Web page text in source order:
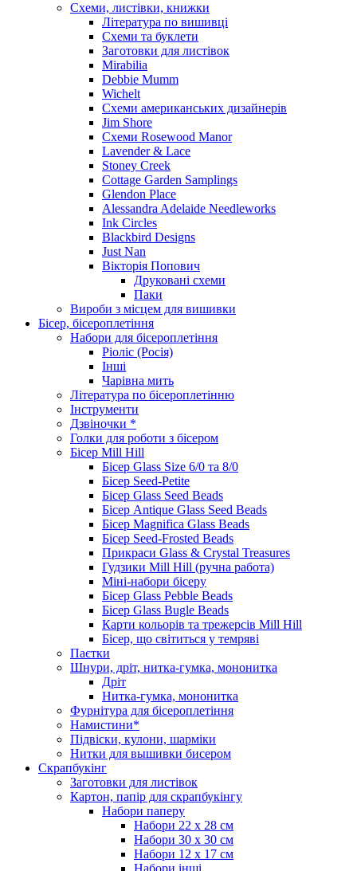
Схеми, листівки, книжки
Література по вишивці
Схеми та буклети
Заготовки для листівок
Mirabilia
Debbie Mumm
Wichelt
Схеми американських дизайнерів
Jim Shore
Cхеми Rosewood Manor
Lavender & Lace
Stoney Creek
Cottage Garden Samplings
Glendon Place
Alessandra Adelaide Needleworks
Ink Circles
Blackbird Designs
Just Nan
Вікторія Попович
Друковані схеми
Паки
Вироби з місцем для вишивки
Бісер, бісероплетіння
Набори для бісероплетіння
Ріоліс (Росія)
Інші
Чарівна мить
Література по бісероплетінню
Інструменти
Дзвіночки *
Голки для роботи з бісером
Бісер Mill Hill
Бісер Glass Size 6/0 та 8/0
Бісер Seed-Petite
Бісер Glass Seed Beads
Бісер Antique Glass Seed Beads
Бісер Magnifica Glass Beads
Бісер Seed-Frosted Beads
Прикраси Glass & Crystal Treasures
Гудзики Mill Hill (ручна работа)
Міні-набори бісеру
Бісер Glass Pebble Beads
Бісер Glass Bugle Beads
Карти кольорів та трежерсів Mill Hill
Бісер, що світиться у темряві
Паєтки
Шнури, дріт, нитка-гумка, мононитка
Дріт
Нитка-гумка, мононитка
Фурнітура для бісероплетіння
Намистини*
Підвіски, кулони, шарміки
Нитки для вышивки бисером
Скрапбукінг
Заготовки для листівок
Картон, папір для скрапбукінгу
Набори паперу
Набори 22 х 28 см
Набори 30 х 30 см
Набори 12 х 17 см
Набори інші